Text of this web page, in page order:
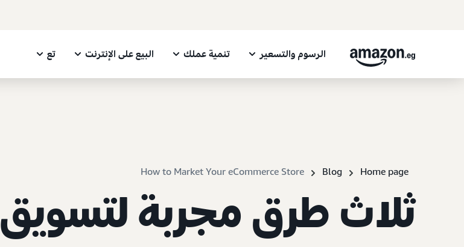
الرسوم والتسعير تنمية عملك البيع على الإنترنت تع
Home page
Blog
How to Market Your eCommerce Store
ثلاث طرق مجربة لتسويق